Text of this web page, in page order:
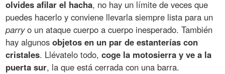
olvides afilar el hacha, no hay un límite de veces que
puedes hacerlo y conviene llevarla siempre lista para un
parryo un ataque cuerpo a cuerpo inesperado. También
hay algunosobjetos en un par de estanterías con
cristales. Llévatelo todo,coge la motosierra y ve a la
puerta sur, la que está cerrada con una barra.